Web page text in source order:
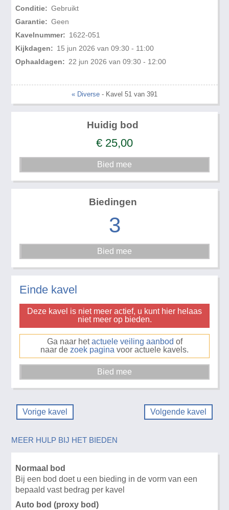
Conditie: Gebruikt
Garantie: Geen
Kavelnummer: 1622-051
Kijkdagen: 15 jun 2026 van 09:30 - 11:00
Ophaaldagen: 22 jun 2026 van 09:30 - 12:00
« Diverse - Kavel 51 van 391
Huidig bod
€ 25,00
Biedingen
3
Einde kavel
Deze kavel is niet meer actief, u kunt hier helaas
niet meer op bieden.
Ga naar hetactuele veiling aanbod of
naar de zoek pagina voor actuele kavels.
Vorige kavel Volgende kavel
MEER HULP BIJ HET BIEDEN
Normaal bod
Bij een bod doet u een bieding in de vorm van een
bepaald vast bedrag per kavel
Auto bod (proxy bod)